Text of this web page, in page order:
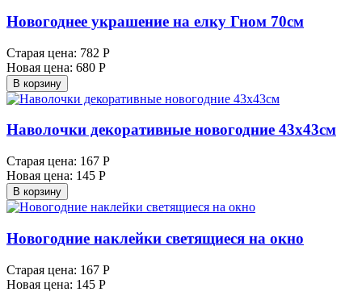
Новогоднее украшение на елку Гном 70см
Старая цена: 782 Р
Новая цена: 680 Р
В корзину
Наволочки декоративные новогодние 43х43см
Старая цена: 167 Р
Новая цена: 145 Р
В корзину
Новогодние наклейки светящиеся на окно
Старая цена: 167 Р
Новая цена: 145 Р